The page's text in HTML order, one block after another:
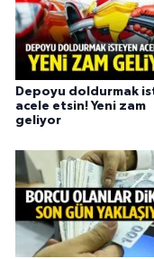
Depoyu doldurmak
acele etsin! Yeni zam
geliyor